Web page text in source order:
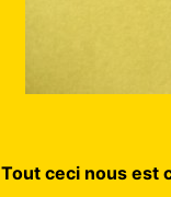
Tout ceci nous est